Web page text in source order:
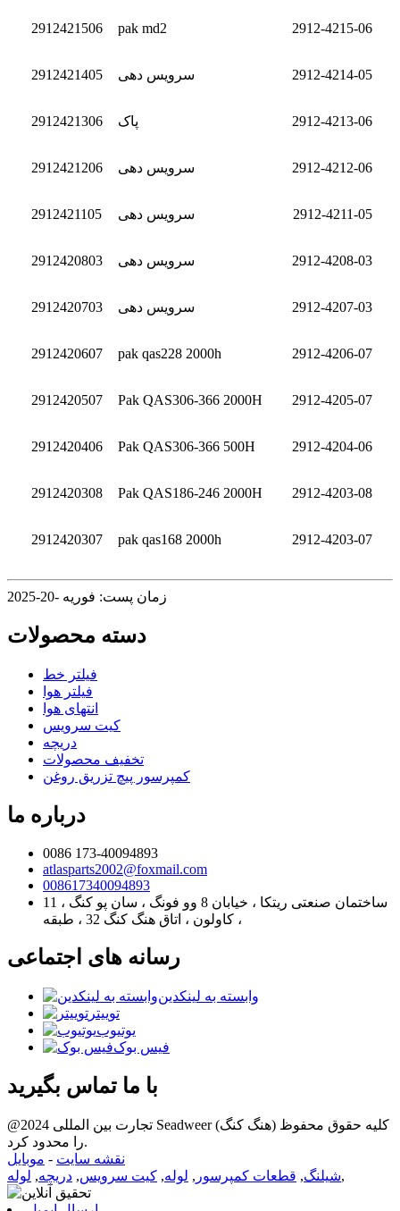
2912421506 pak md2 2912-4215-06
2912421405 سرویس دهی 2912-4214-05
2912421306 پاک 2912-4213-06
2912421206 سرویس دهی 2912-4212-06
2912421105 سرویس دهی 2912-4211-05
2912420803 سرویس دهی 2912-4208-03
2912420703 سرویس دهی 2912-4207-03
2912420607 pak qas228 2000h 2912-4206-07
2912420507 Pak QAS306-366 2000H 2912-4205-07
2912420406 Pak QAS306-366 500H 2912-4204-06
2912420308 Pak QAS186-246 2000H 2912-4203-08
2912420307 pak qas168 2000h 2912-4203-07
زمان پست: فوریه -20-2025
دسته محصولات
فیلتر خط
فیلتر هوا
انتهای هوا
کیت سرویس
دریچه
تخفیف محصولات
کمپرسور پیچ تزریق روغن
درباره ما
0086 173-40094893
atlasparts2002@foxmail.com
008617340094893
11 ، ساختمان صنعتی ریتکا ، خیابان 8 وو فونگ ، سان پو کنگ
، کاولون ، اتاق هنگ کنگ 32 ، طبقه
رسانه های اجتماعی
وابسته به لینکدین
توییتر
یوتیوب
فیس بوک
با ما تماس بگیرید
@2024 تجارت بین المللی Seadweer (هنگ کنگ) کلیه حقوق محفوظ
را محدود کرد.
نقشه سایت - موبایل
شیلنگ, قطعات کمپرسور , لوله, کیت سرویس, دریچه, لوله ,